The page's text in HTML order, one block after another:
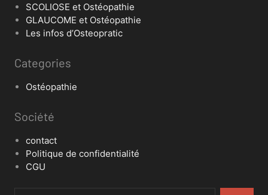
SCOLIOSE et Ostéopathie
GLAUCOME et Ostéopathie
Les infos d’Osteopratic
Categories
Ostéopathie
Société
contact
Politique de confidentialité
CGU